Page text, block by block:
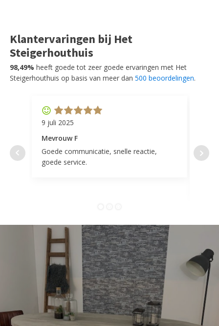
Klantervaringen bij Het
Steigerhouthuis
98,49% heeft goede tot zeer goede ervaringen met Het
Steigerhouthuis op basis van meer dan 500 beoordelingen.
9 juli 2025
Mevrouw F
Goede communicatie, snelle reactie,
goede service.
door